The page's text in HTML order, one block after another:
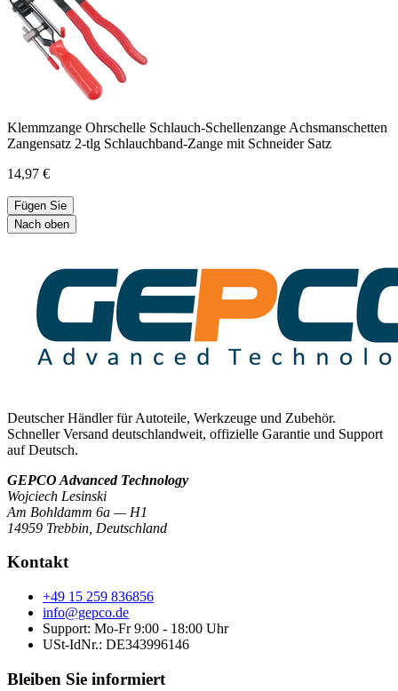
Klemmzange Ohrschelle Schlauch-Schellenzange Achsmanschetten
Zangensatz 2-tlg Schlauchband-Zange mit Schneider Satz
14,97 €
Fügen Sie
Nach oben
Deutscher Händler für Autoteile, Werkzeuge und Zubehör.
Schneller Versand deutschlandweit, offizielle Garantie und Support
auf Deutsch.
GEPCO Advanced Technology
Wojciech Lesinski
Am Bohldamm 6a — H1
14959 Trebbin Deutschland
Kontakt
+49 15 259 836856
info@gepco.de
Support: Mo-Fr 9:00 - 18:00 Uhr
USt-IdNr.: DE343996146
Bleiben Sie informiert